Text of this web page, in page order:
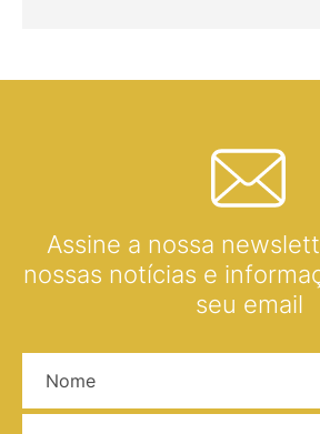
Assine a nossa
nossas notícias e
seu email